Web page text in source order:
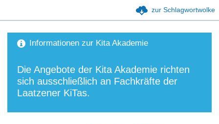
zur Schlagwortwolke
Informationen zur Kita Akademie
Die Angebote der Kita Akademie richten
sich ausschließlich an Fachkräfte der
Laatzener KiTas.